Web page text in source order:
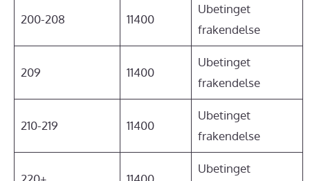
200-208 11400
Ubetinget
frakendelse
209 11400
Ubetinget
frakendelse
210-219 11400
Ubetinget
frakendelse
Ubetinget